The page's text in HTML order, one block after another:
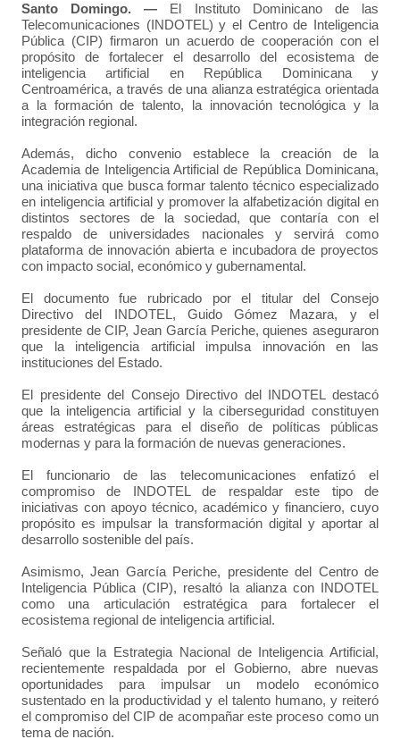
Santo Domingo. — El Instituto Dominicano de las
Telecomunicaciones (INDOTEL) y el Centro de Inteligencia
Pública (CIP) firmaron un acuerdo de cooperación con el
propósito de fortalecer el desarrollo del ecosistema de
inteligencia artificial en República Dominicana y
Centroamérica, a través de una alianza estratégica orientada
a la formación de talento, la innovación tecnológica y la
integración regional.
Además, dicho convenio establece la creación de la
Academia de Inteligencia Artificial de República Dominicana,
una iniciativa que busca formar talento técnico especializado
en inteligencia artificial y promover la alfabetización digital en
distintos sectores de la sociedad, que contaría con el
respaldo de universidades nacionales y servirá como
plataforma de innovación abierta e incubadora de proyectos
con impacto social, económico y gubernamental.
El documento fue rubricado por el titular del Consejo
Directivo del INDOTEL, Guido Gómez Mazara, y el
presidente de CIP, Jean García Periche, quienes aseguraron
que la inteligencia artificial impulsa innovación en las
instituciones del Estado.
El presidente del Consejo Directivo del INDOTEL destacó
que la inteligencia artificial y la ciberseguridad constituyen
áreas estratégicas para el diseño de políticas públicas
modernas y para la formación de nuevas generaciones.
El funcionario de las telecomunicaciones enfatizó el
compromiso de INDOTEL de respaldar este tipo de
iniciativas con apoyo técnico, académico y financiero, cuyo
propósito es impulsar la transformación digital y aportar al
desarrollo sostenible del país.
Asimismo, Jean García Periche, presidente del Centro de
Inteligencia Pública (CIP), resaltó la alianza con INDOTEL
como una articulación estratégica para fortalecer el
ecosistema regional de inteligencia artificial.
Señaló que la Estrategia Nacional de Inteligencia Artificial,
recientemente respaldada por el Gobierno, abre nuevas
oportunidades para impulsar un modelo económico
sustentado en la productividad y el talento humano, y reiteró
el compromiso del CIP de acompañar este proceso como un
tema de nación.